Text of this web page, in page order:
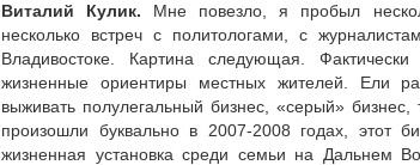
Виталий Кулик. Мне повезло, я пробыл
несколько встреч с политологами, с
Владивостоке. Картина следующая.
жизненные ориентиры местных жителей. Ели
выживать полулегальный бизнес, «серый»
произошли буквально в 2007-2008 годах, этот
жизненная установка среди семьи на Дальнем